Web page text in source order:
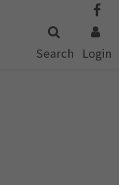
Search Login